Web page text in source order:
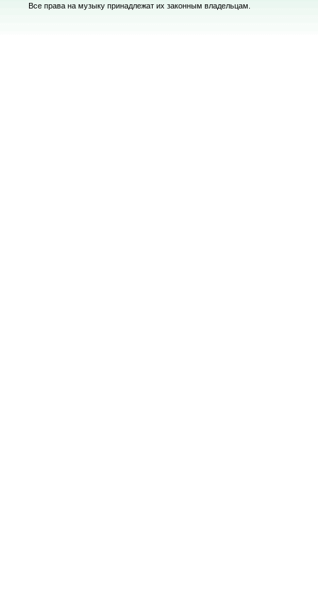
Все права на музыку принадлежат их законным владельцам.